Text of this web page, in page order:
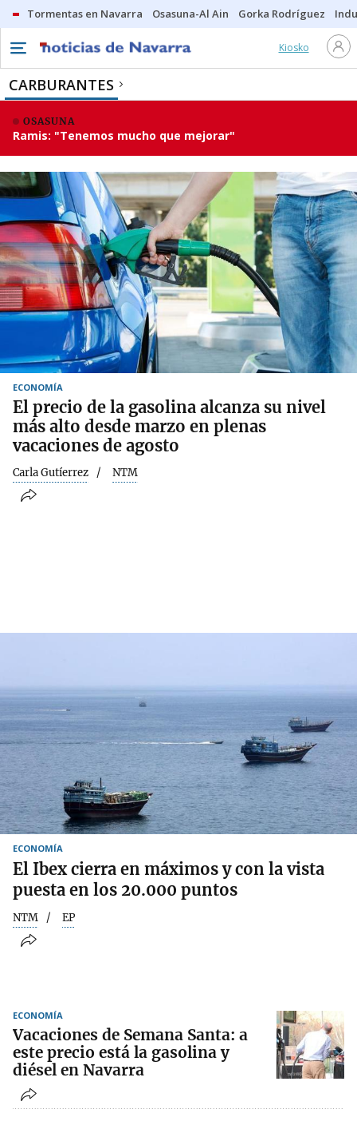
Tormentas en Navarra Osasuna-Al Ain Gorka Rodríguez
Kiosko
CARBURANTES
OSASUNA
Ramis: "Tenemos mucho que mejorar"
ECONOMÍA
El precio de la gasolina alcanza su nivel
más alto desde marzo en plenas
vacaciones de agosto
Carla Gutíerrez NTM
ECONOMÍA
El Ibex cierra en máximos y con la vista
puesta en los 20.000 puntos
NTM EP
ECONOMÍA
Vacaciones de Semana Santa: a
este precio está la gasolina y
diésel en Navarra